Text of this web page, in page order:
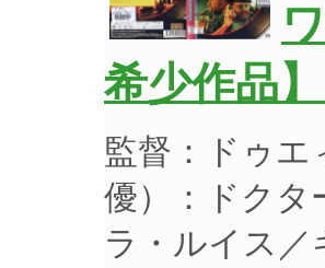
希少作品
監督：ドゥ
優）：ドクタ
ラ・ルイス